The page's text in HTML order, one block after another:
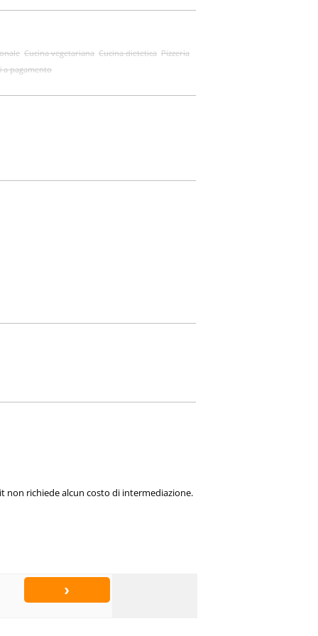
Cucina vegetariana Cucina dietetica Pizzeria
a pagamento
non richiede alcun costo di intermediazione.
›